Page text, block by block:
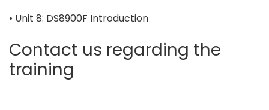
• Unit 8: DS8900F Introduction
Contact us regarding the
training